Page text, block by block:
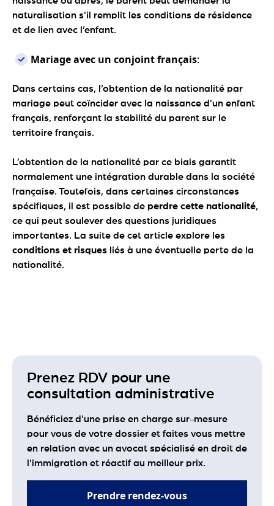
naturalisation s'il remplit les conditions de résidence
et de lien avec l’enfant.
Mariage avec un conjoint français:
Dans certains cas, l’obtention de la nationalité par
mariage peut coïncider avec la naissance d’un enfant
français, renforçant la stabilité du parent sur le
territoire français.
L’obtention de la nationalité par ce biais garantit
normalement une intégration durable dans la société
française. Toutefois, dans certaines circonstances
spécifiques, il est possible de perdre cette nationalité,
ce qui peut soulever des questions juridiques
importantes. La suite de cet article explore les
conditions et risques liés à une éventuelle perte de la
nationalité.
Prenez RDV pour une
consultation administrative
Bénéficiez d'une prise en charge sur-mesure
pour vous de votre dossier et faites vous mettre
en relation avec un avocat spécialisé en droit de
l'immigration et réactif au meilleur prix.
Prendre rendez-vous